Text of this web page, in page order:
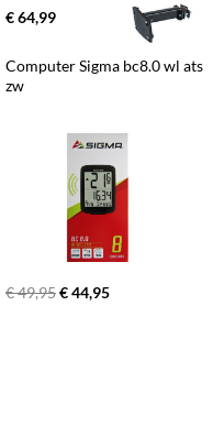
€ 64,99
Computer Sigma bc8.0 wl ats
zw
€ 49,95€ 44,95